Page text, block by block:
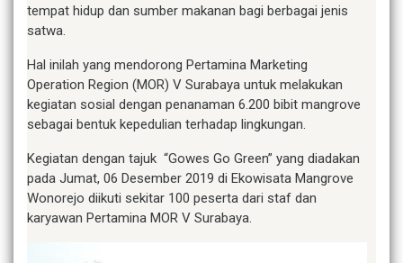
tempat hidup dan sumber makanan bagi berbagai jenis
satwa.
Hal inilah yang mendorong Pertamina Marketing
Operation Region (MOR) V Surabaya untuk melakukan
kegiatan sosial dengan penanaman 6.200 bibit mangrove
sebagai bentuk kepedulian terhadap lingkungan.
Kegiatan dengan tajuk “Gowes Go Green” yang diadakan
pada Jumat, 06 Desember 2019 di Ekowisata Mangrove
Wonorejo diikuti sekitar 100 peserta dari staf dan
karyawan Pertamina MOR V Surabaya.